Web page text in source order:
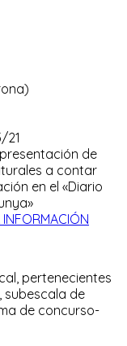
21
de
a contar
en el «Diario
INFORMACIÓN
pertenecientes
subescala de
de concurso-